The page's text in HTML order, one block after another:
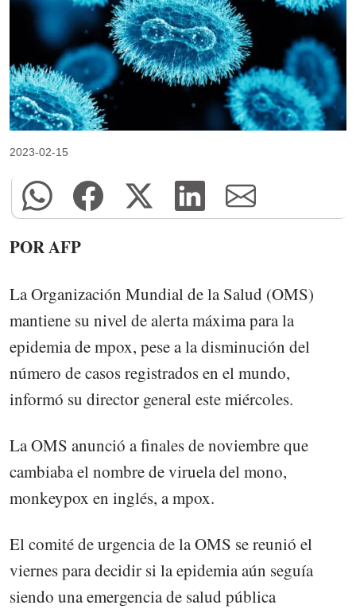
2023-02-15
POR AFP
La Organización Mundial de la Salud (OMS)
mantiene su nivel de alerta máxima para la
epidemia de mpox, pese a la disminución del
número de casos registrados en el mundo,
informó su director general este miércoles.
La OMS anunció a finales de noviembre que
cambiaba el nombre de viruela del mono,
monkeypox en inglés, a mpox.
El comité de urgencia de la OMS se reunió el
viernes para decidir si la epidemia aún seguía
siendo una emergencia de salud pública